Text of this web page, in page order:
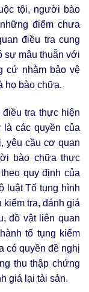
tội, người bào
điểm chưa
điều tra cung
sự mâu thuẫn với
cứ nhằm bảo vệ
họ bào chữa.
tra thực hiện
các quyền của
yêu cầu cơ quan
bào chữa thực
quy định của
luật Tố tụng hình
tra, đánh giá
đồ vật liên quan
tố tụng kiểm
có quyền đề nghị
thu thập chứng
giá lại tài sản.